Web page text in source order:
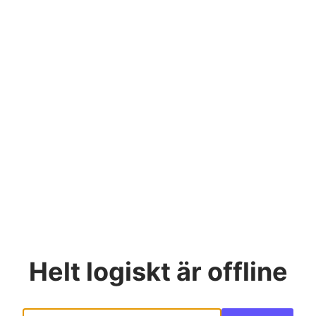
Helt logiskt är offline